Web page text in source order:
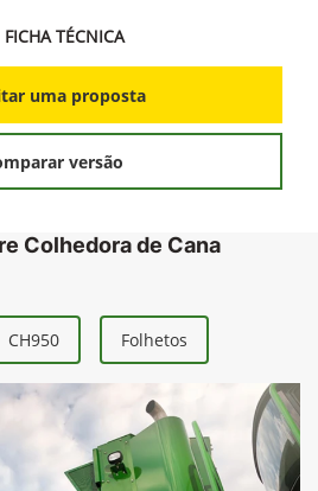
FICHA TÉCNICA
uma proposta
versão
Colhedora de Cana
CH950 Folhetos